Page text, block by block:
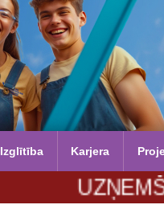
Izglītība Karjera